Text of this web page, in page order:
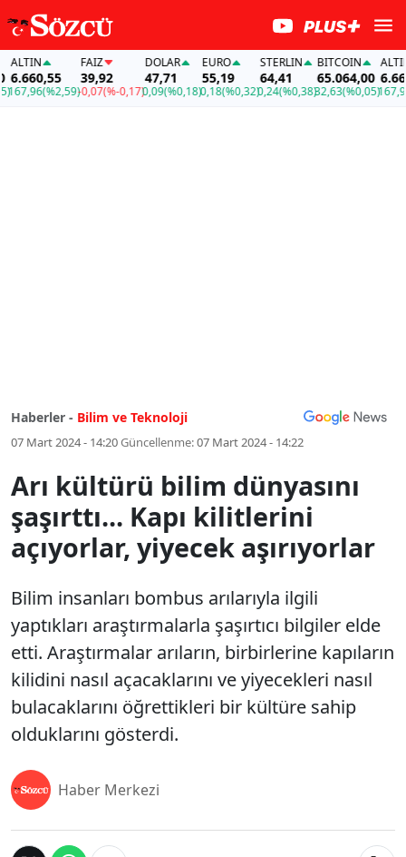
(%2,59)
FAİZ
39,92
-0,07(%-0,17)
DOLAR
47,71
0,09(%0,18)
EURO
55,19
0,18(%0,32)
STERLIN
64,41
0,24(%0,38)
BITCOIN
65.064,00
32,63(%0,05)
ALTIN
167,96
Haberler - Bilim ve Teknoloji
07 Mart 2024 - 14:20Güncellenme:07 Mart 2024 - 14:22
Arı kültürü bilim dünyasını
şaşırttı... Kapı kilitlerini
açıyorlar, yiyecek aşırıyorlar
Bilim insanları bombus arılarıyla ilgili
yaptıkları araştırmalarla şaşırtıcı bilgiler elde
etti. Araştırmalar arıların, birbirlerine kapıların
kilidini nasıl açacaklarını ve yiyecekleri nasıl
bulacaklarını öğrettikleri bir kültüre sahip
olduklarını gösterdi.
Haber Merkezi